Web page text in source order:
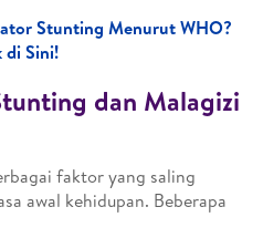
Stunting Menurut WHO?
di Sini!
dan Malagizi
faktor yang saling
awal kehidupan. Beberapa